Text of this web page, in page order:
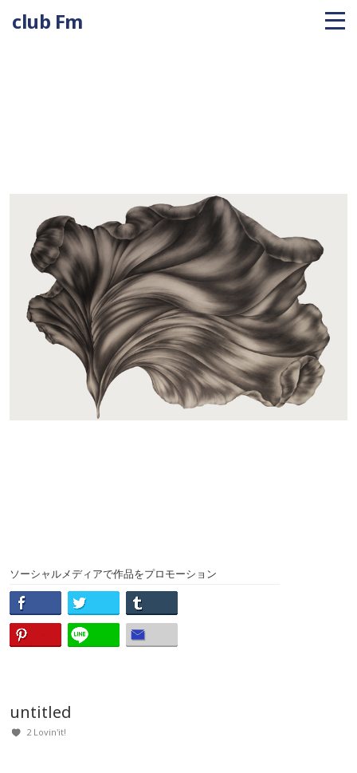
club Fm
ソーシャルメディアで作品をプロモーション
untitled
2 Lovin'it!